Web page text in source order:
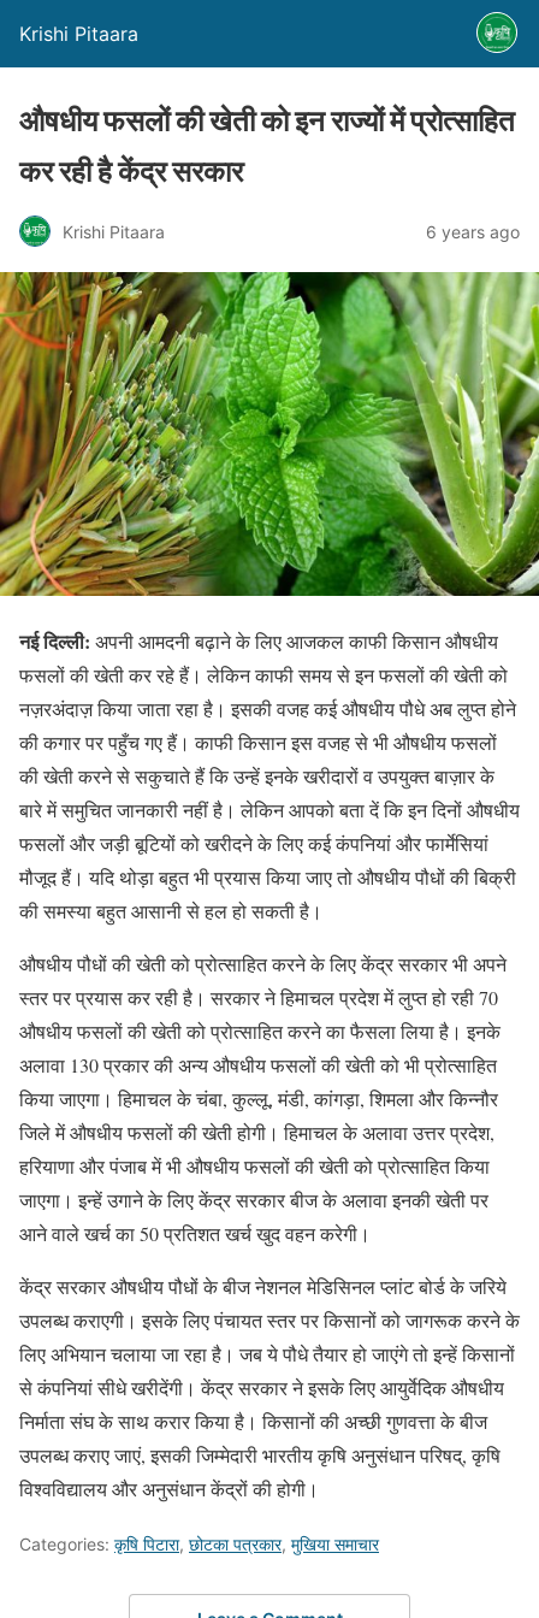
Krishi Pitaara
औषधीय फसलों की खेती को इन राज्यों में प्रोत्साहित
कर रही है केंद्र सरकार
Krishi Pitaara 6 years ago
नई दिल्ली: अपनी आमदनी बढ़ाने के लिए आजकल काफी किसान औषधीय
फसलों की खेती कर रहे हैं। लेकिन काफी समय से इन फसलों की खेती को
नज़रअंदाज़ किया जाता रहा है। इसकी वजह कई औषधीय पौधे अब लुप्त होने
की कगार पर पहुँच गए हैं। काफी किसान इस वजह से भी औषधीय फसलों
की खेती करने से सकुचाते हैं कि उन्हें इनके खरीदारों व उपयुक्त बाज़ार के
बारे में समुचित जानकारी नहीं है। लेकिन आपको बता दें कि इन दिनों औषधीय
फसलों और जड़ी बूटियों को खरीदने के लिए कई कंपनियां और फार्मेसियां
मौजूद हैं। यदि थोड़ा बहुत भी प्रयास किया जाए तो औषधीय पौधों की बिक्री
की समस्या बहुत आसानी से हल हो सकती है।
औषधीय पौधों की खेती को प्रोत्साहित करने के लिए केंद्र सरकार भी अपने
स्तर पर प्रयास कर रही है। सरकार ने हिमाचल प्रदेश में लुप्त हो रही 70
औषधीय फसलों की खेती को प्रोत्साहित करने का फैसला लिया है। इनके
अलावा 130 प्रकार की अन्य औषधीय फसलों की खेती को भी प्रोत्साहित
किया जाएगा। हिमाचल के चंबा, कुल्लू, मंडी, कांगड़ा, शिमला और किन्नौर
जिले में औषधीय फसलों की खेती होगी। हिमाचल के अलावा उत्तर प्रदेश,
हरियाणा और पंजाब में भी औषधीय फसलों की खेती को प्रोत्साहित किया
जाएगा। इन्हें उगाने के लिए केंद्र सरकार बीज के अलावा इनकी खेती पर
आने वाले खर्च का 50 प्रतिशत खर्च खुद वहन करेगी।
केंद्र सरकार औषधीय पौधों के बीज नेशनल मेडिसिनल प्लांट बोर्ड के जरिये
उपलब्ध कराएगी। इसके लिए पंचायत स्तर पर किसानों को जागरूक करने के
लिए अभियान चलाया जा रहा है। जब ये पौधे तैयार हो जाएंगे तो इन्हें किसानों
से कंपनियां सीधे खरीदेंगी। केंद्र सरकार ने इसके लिए आयुर्वेदिक औषधीय
निर्माता संघ के साथ करार किया है। किसानों की अच्छी गुणवत्ता के बीज
उपलब्ध कराए जाएं, इसकी जिम्मेदारी भारतीय कृषि अनुसंधान परिषद्, कृषि
विश्वविद्यालय और अनुसंधान केंद्रों की होगी।
Categories: कृषि पिटारा, छोटका पत्रकार, मुखिया समाचार